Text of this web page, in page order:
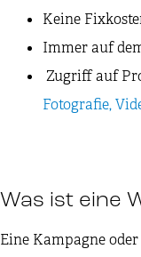
Keine
Immer auf
Zugriff auf
Fotografie,
Was ist eine
Eine Kampagne